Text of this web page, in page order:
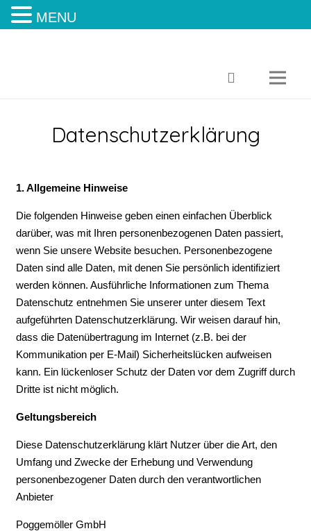
Datenschutzerklärung
1. Allgemeine Hinweise
Die folgenden Hinweise geben einen einfachen Überblick
darüber, was mit Ihren personenbezogenen Daten passiert,
wenn Sie unsere Website besuchen. Personenbezogene
Daten sind alle Daten, mit denen Sie persönlich identifiziert
werden können. Ausführliche Informationen zum Thema
Datenschutz entnehmen Sie unserer unter diesem Text
aufgeführten Datenschutzerklärung. Wir weisen darauf hin,
dass die Datenübertragung im Internet (z.B. bei der
Kommunikation per E-Mail) Sicherheitslücken aufweisen
kann. Ein lückenloser Schutz der Daten vor dem Zugriff durch
Dritte ist nicht möglich.
Geltungsbereich
Diese Datenschutzerklärung klärt Nutzer über die Art, den
Umfang und Zwecke der Erhebung und Verwendung
personenbezogener Daten durch den verantwortlichen
Anbieter
Poggemöller GmbH
MENU